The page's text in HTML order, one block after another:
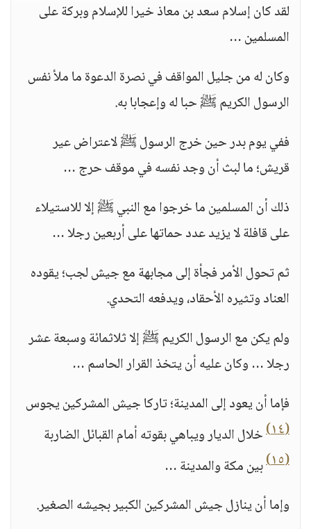
لقد كان إسلام سعد بن معاذ خيرا للإسلام وبركة على
المسلمين …
وكان له من جليل المواقف في نصرة الدعوة ما ملأ نفس
الرسول الكريم ﷺ حبا له وإعجابا به.
ففي يوم بدر حين خرج الرسول ﷺ لاعتراض عير
قريش؛ ما لبث أن وجد نفسه في موقف حرج …
ذلك أن المسلمين ما خرجوا مع النبي ﷺ إلا للاستيلاء
على قافلة لا يزيد عدد حماتها على أربعين رجلا …
ثم تحول الأمر فجأة إلى مجابهة مع جيش لجب؛ يقوده
العناد وتثيره الأحقاد، ويدفعه التحدي.
ولم يكن مع الرسول الكريم ﷺ إلا ثلاثمائة وسبعة عشر
رجلا … وكان عليه أن يتخذ القرار الحاسم …
فإما أن يعود إلى المدينة؛ تاركا جيش المشركين يجوس
(١٤)
خلال الديار ويباهي بقوته أمام القبائل الضاربة
(١٥)
بين مكة والمدينة …
وإما أن ينازل جيش المشركين الكبير بجيشه الصغير.